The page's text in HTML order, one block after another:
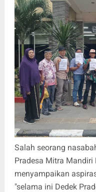
Salah seorang
Pradesa Mitra Mandiri
menyampaikan
"selama ini Dedek